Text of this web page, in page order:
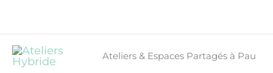
Ateliers & Espaces Partagés à Pau